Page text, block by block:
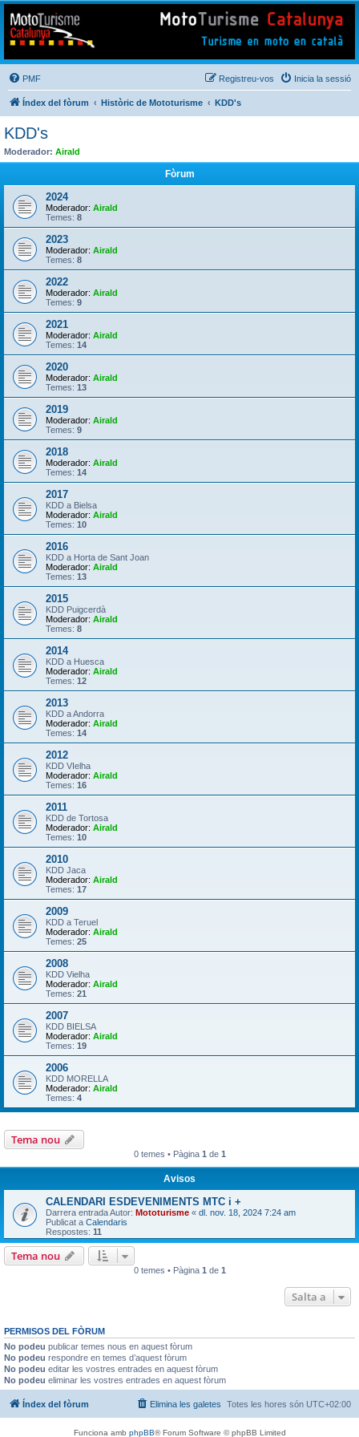
Mototurisme
Turisme en moto en català
PMF Inicia la sessió
Registreu-vos
Índex del fòrum Històric de Mototurisme KDD's
KDD's
Moderador: Airald
Fòrum
2024
Moderador: Airald
Temes: 8
2023
Moderador: Airald
Temes: 8
2022
Moderador: Airald
Temes: 9
2021
Moderador: Airald
Temes: 14
2020
Moderador: Airald
Temes: 13
2019
Moderador: Airald
Temes: 9
2018
Moderador: Airald
Temes: 14
2017
KDD a Bielsa
Moderador: Airald
Temes: 10
2016
KDD a Horta de Sant Joan
Moderador: Airald
Temes: 13
2015
KDD Puigcerdà
Moderador: Airald
Temes: 8
2014
KDD a Huesca
Moderador: Airald
Temes: 12
2013
KDD a Andorra
Moderador: Airald
Temes: 14
2012
KDD VIelha
Moderador: Airald
Temes: 16
2011
KDD de Tortosa
Moderador: Airald
Temes: 10
2010
KDD Jaca
Moderador: Airald
Temes: 17
2009
KDD a Teruel
Moderador: Airald
Temes: 25
2008
KDD Vielha
Moderador: Airald
Temes: 21
2007
KDD BIELSA
Moderador: Airald
Temes: 19
2006
KDD MORELLA
Moderador: Airald
Temes: 4
Tema nou
0 temes • Pàgina 1 de 1
Avisos
CALENDARI ESDEVENIMENTS MTC i +
Darrera entrada Autor: Mototurisme « dl. nov. 18, 2024 7:24 am
Publicat a Calendaris
Respostes: 11
Tema nou
0 temes • Pàgina 1 de 1
Salta a
PERMISOS DEL FÒRUM
No podeu publicar temes nous en aquest fòrum
No podeu respondre en temes d’aquest fòrum
No podeu editar les vostres entrades en aquest fòrum
No podeu eliminar les vostres entrades en aquest fòrum
Índex del fòrum Totes les hores són UTC+02:00
Elimina les galetes
Funciona amb phpBB® Forum Software © phpBB Limited